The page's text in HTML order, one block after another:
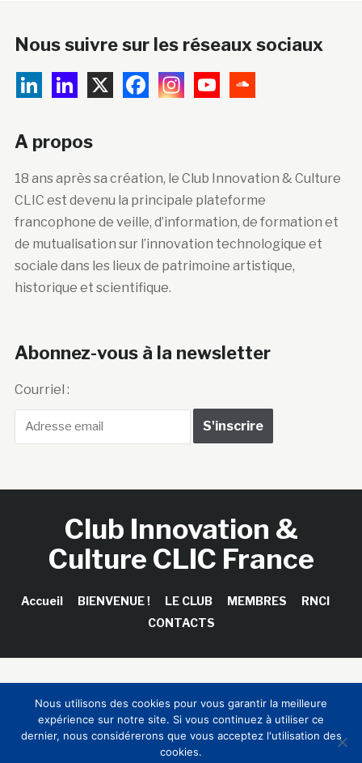
Nous suivre sur les réseaux sociaux
A propos
18 ans après sa création, le Club Innovation & Culture
CLIC est devenu la principale plateforme
francophone de veille, d’information, de formation et
de mutualisation sur l’innovation technologique et
sociale dans les lieux de patrimoine artistique,
historique et scientifique.
Abonnez-vous à la newsletter
Courriel :
Club Innovation &
Culture CLIC France
Accueil BIENVENUE ! LE CLUB MEMBRES
RNCI
CONTACTS
Sinapses Conseils
Nous utilisons des cookies pour vous garantir la meilleure
expérience sur notre site. Si vous continuez à utiliser ce
dernier, nous considérerons que vous acceptez l'utilisation des
cookies.